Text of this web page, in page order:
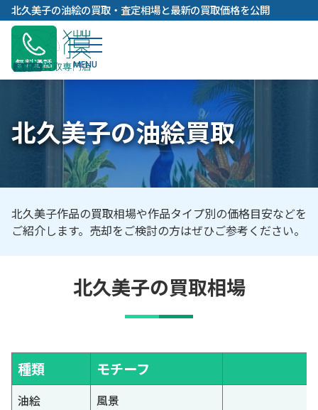
内
容
キ
北久美子の油絵の買取・査定相場と最新の買取価格を公開
無料通話
北久美子の油絵買取
北久美子作品の買取相場や作品タイプ別の価格目安などを
ご紹介します。売却をご検討の方はぜひご参考ください。
北久美子の買取相場
種類 モチーフ
油絵 風景